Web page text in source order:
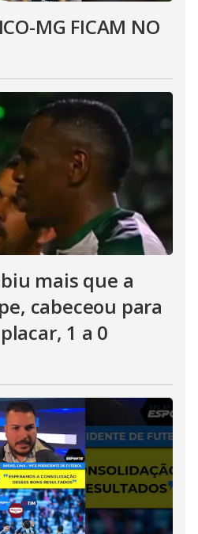
MG FICAM NO
mais que a
cabeceou para
1 a 0